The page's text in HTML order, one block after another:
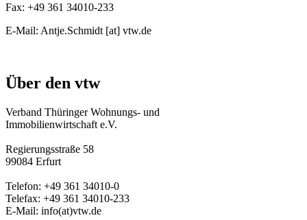
Fax: +49 361 34010-233
E-Mail: Antje.Schmidt [at] vtw.de
Über den vtw
Verband Thüringer Wohnungs- und
Immobilienwirtschaft e.V.
Regierungsstraße 58
99084 Erfurt
Telefon: +49 361 34010-0
Telefax: +49 361 34010-233
E-Mail: info(at)vtw.de